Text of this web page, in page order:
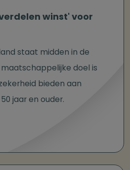
winst' voor
staat midden in de
doel is
bieden aan
jaar en ouder.